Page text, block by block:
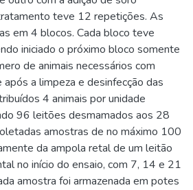
teve 12 repetições. As
em 4 blocos. Cada bloco teve
iniciado o próximo bloco somente
de animais necessários com
a limpeza e desinfecção das
4 animais por unidade
96 leitões desmamados aos 28
amostras de no máximo 100
da ampola retal de um leitão
no início do ensaio, com 7, 14 e 21
amostra foi armazenada em potes